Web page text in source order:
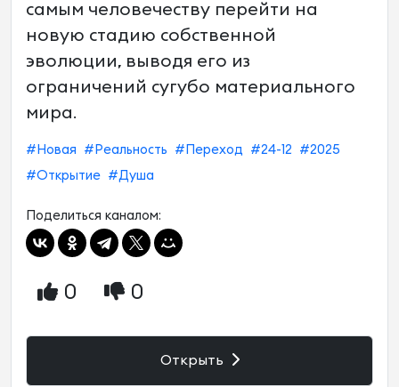
самым человечеству перейти на
новую стадию собственной
эволюции, выводя его из
ограничений сугубо материального
мира.
#Новая #Реальность #Переход #24-12
#2025
#Открытие #Душа
Поделиться каналом:
0 0
Открыть